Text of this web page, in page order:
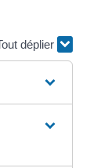
déplier